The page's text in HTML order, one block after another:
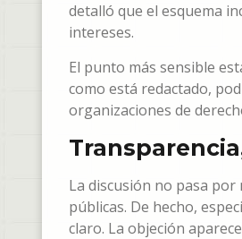
detalló que el esquema
intereses.
El punto más sensible
como está redactado,
organizaciones de
La discusión no pasa
públicas. De hecho,
claro. La objeción